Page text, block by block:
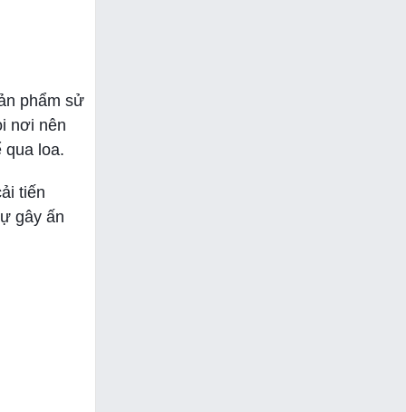
phẩm sử
nơi nên
qua loa.
tiến
gây ấn